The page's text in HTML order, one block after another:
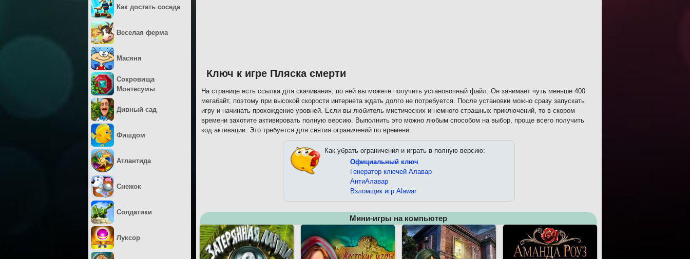
Ключ к игре Пляска смерти
На странице есть ссылка для скачивания, по ней вы можете получить установочный файл. Он занимает чуть меньше 400
мегабайт, поэтому при высокой скорости интернета ждать долго не потребуется. После установки можно сразу запускать
игру и начинать прохождение уровней. Если вы любитель мистических и немного страшных приключений, то в скором
времени захотите активировать полную версию. Выполнить это можно любым способом на выбор, проще всего получить
код активации. Это требуется для снятия ограничений по времени.
Как убрать ограничения и играть в полную версию:
Официальный ключ
Генератор ключей Алавар
АнтиАлавар
Взломщик игр Alawar
Мини-игры на компьютер
Как достать соседа
Веселая ферма
Масяня
Сокровища
Монтесумы
Дивный сад
Фишдом
Атлантида
Снежок
Солдатики
Луксор